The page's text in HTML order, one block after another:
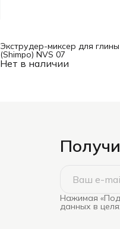
Нет в наличии
Экструдер-миксер для
(Shimpo) NVS 07
Нажимая
данных в